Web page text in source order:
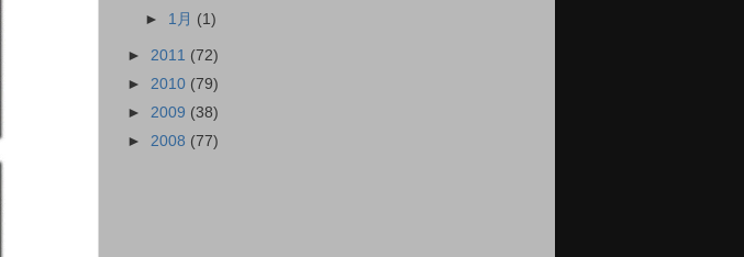
► 1月 (1)
► 2011 (72)
► 2010 (79)
► 2009 (38)
► 2008 (77)